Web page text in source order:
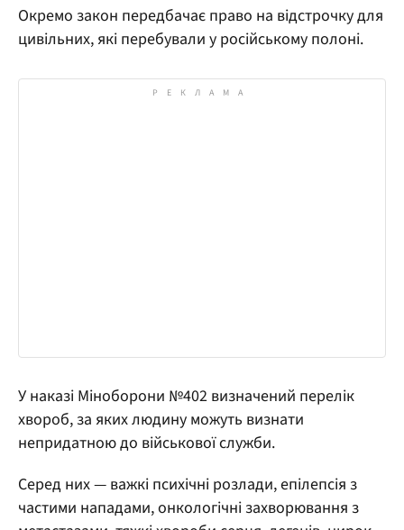
Окремо закон передбачає право на відстрочку для
цивільних, які перебували у російському полоні.
У наказі Міноборони №402 визначений перелік
хвороб, за яких людину можуть визнати
непридатною до військової служби.
Серед них — важкі психічні розлади, епілепсія з
частими нападами, онкологічні захворювання з